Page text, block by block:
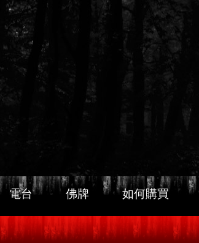
電台 佛牌 如何購買